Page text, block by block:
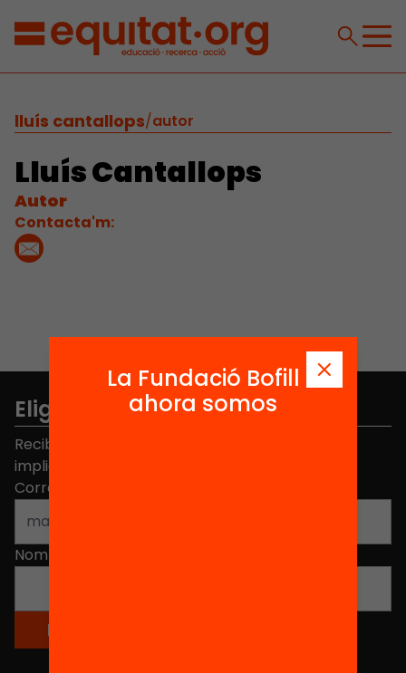
lluís cantallops/autor
Lluís Cantallops
Autor
Contacta'm:
Elige equidad
Recibe contenidos, iniciativas y proyectos para
implicarte.
Correo electrónico
Nombre
La Fundació Bofill
ahora somos